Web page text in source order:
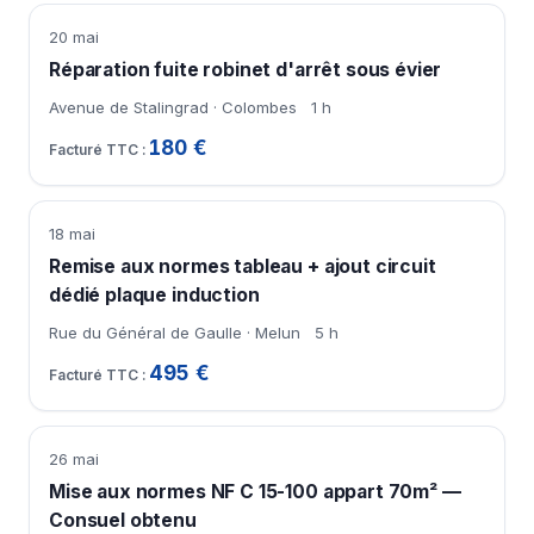
20 mai
Réparation fuite robinet d'arrêt sous évier
Avenue de Stalingrad · Colombes 1 h
180 €
18 mai
Remise aux normes tableau + ajout circuit
dédié plaque induction
Rue du Général de Gaulle · Melun 5 h
495 €
26 mai
Mise aux normes NF C 15-100 appart 70m² —
Consuel obtenu